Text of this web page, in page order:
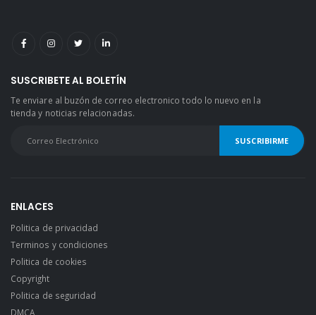
SUSCRIBETE AL BOLETÍN
Te enviare al buzón de correo electronico todo lo nuevo en la
tienda y noticias relacionadas.
ENLACES
Politica de privacidad
Terminos y condiciones
Politica de cookies
Copyright
Politica de seguridad
DMCA